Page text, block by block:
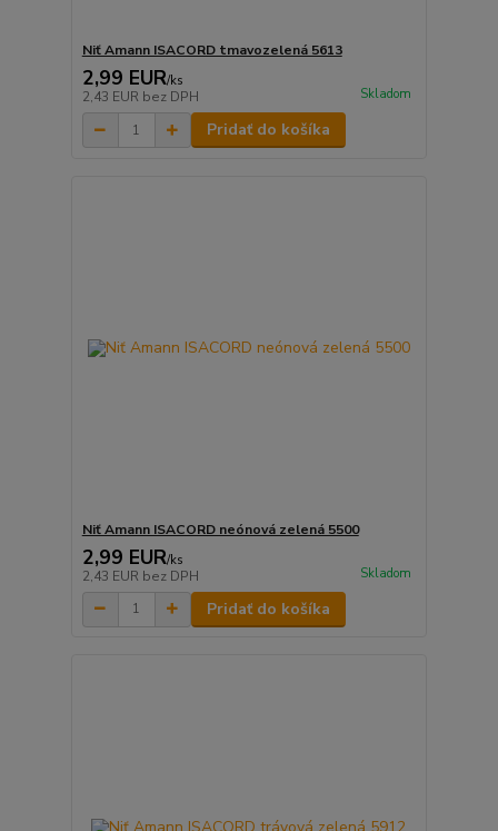
Niť Amann ISACORD tmavozelená 5613
2,99 EUR/ks
2,43 EUR bez DPH Skladom
Pridať do košíka
Niť Amann ISACORD neónová zelená 5500
2,99 EUR/ks
2,43 EUR bez DPH Skladom
Pridať do košíka